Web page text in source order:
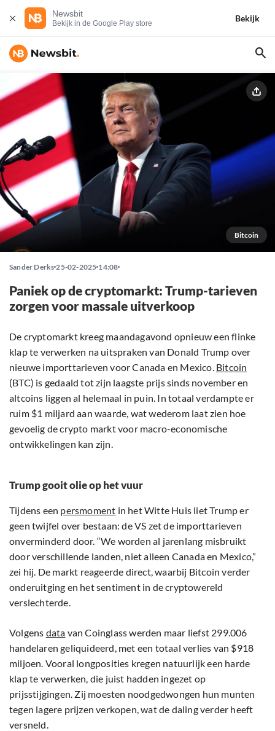
Newsbit
Bekijk in de Google Play store
Bekijk
Bitcoin
Sander Derks 25-02-2025 14:08
Paniek op de cryptomarkt: Trump-tarieven
zorgen voor massale uitverkoop
De cryptomarkt kreeg maandagavond opnieuw een flinke
klap te verwerken na uitspraken van Donald Trump over
nieuwe importtarieven voor Canada en Mexico. Bitcoin
(BTC) is gedaald tot zijn laagste prijs sinds november en
altcoins liggen al helemaal in puin. In totaal verdampte er
ruim $1 miljard aan waarde, wat wederom laat zien hoe
gevoelig de crypto markt voor macro-economische
ontwikkelingen kan zijn.
Trump gooit olie op het vuur
Tijdens een persmoment in het Witte Huis liet Trump er
geen twijfel over bestaan: de VS zet de importtarieven
onverminderd door. “We worden al jarenlang misbruikt
door verschillende landen, niet alleen Canada en Mexico,”
zei hij. De markt reageerde direct, waarbij Bitcoin verder
onderuitging en het sentiment in de cryptowereld
verslechterde.
Volgens data van Coinglass werden maar liefst 299.006
handelaren geliquideerd, met een totaal verlies van $918
miljoen. Vooral longposities kregen natuurlijk een harde
klap te verwerken, die juist hadden ingezet op
prijsstijgingen. Zij moesten noodgedwongen hun munten
tegen lagere prijzen verkopen, wat de daling verder heeft
versneld.